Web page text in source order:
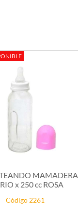
MAMADERA
x 250 cc ROSA
Código 2261